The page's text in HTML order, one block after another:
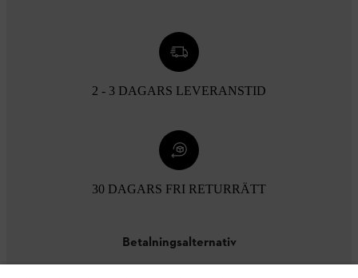
2 - 3 DAGARS LEVERANSTID
30 DAGARS FRI RETURRÄTT
Betalningsalternativ